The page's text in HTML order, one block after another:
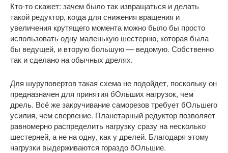
Кто-то скажет: зачем было так извращаться и делать
такой редуктор, когда для снижения вращения и
увеличения крутящего момента можно было бы просто
использовать одну маленькую шестерню, которая была
бы ведущей, и вторую большую — ведомую. Собственно
так и сделано на обычных дрелях.
Для шуруповертов такая схема не подойдет, поскольку он
предназначен для принятия бОльших нагрузок, чем
дрель. Всё же закручивание саморезов требует бОльшего
усилия, чем сверление. Планетарный редуктор позволяет
равномерно распределить нагрузку сразу на несколько
шестерней, а не на одну, как у дрелей. Благодаря этому
нагрузки выдерживаются гораздо бОльшие.